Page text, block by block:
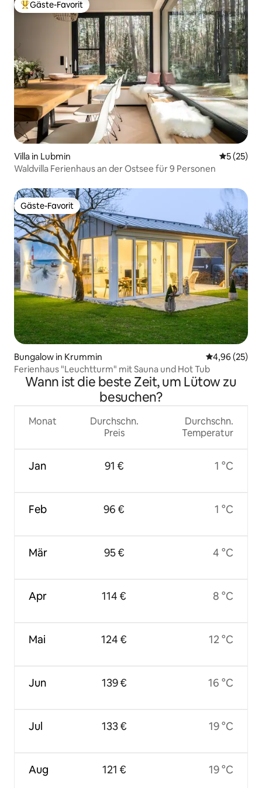
Beliebter Gäste-Favorit.
Gäste-Favorit
Villa in Lubmin
5 (25)
Waldvilla Ferienhaus an der Ostsee für 9 Personen
Gäste-Favorit
Gäste-Favorit
Bungalow in Krummin
4,96 (25)
Ferienhaus "Leuchtturm" mit Sauna und Hot Tub
Wann ist die beste Zeit, um Lütow zu
besuchen?
Monat
Jan
Feb
Mär
Apr
Mai
Jun
Jul
Aug
Durchschn.
Preis
91 €
96 €
95 €
114 €
124 €
139 €
133 €
121 €
Durchschn.
Temperatur
1 °C
1 °C
4 °C
8 °C
12 °C
16 °C
19 °C
19 °C